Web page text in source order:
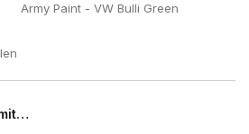
Army Paint - VW Bulli Green